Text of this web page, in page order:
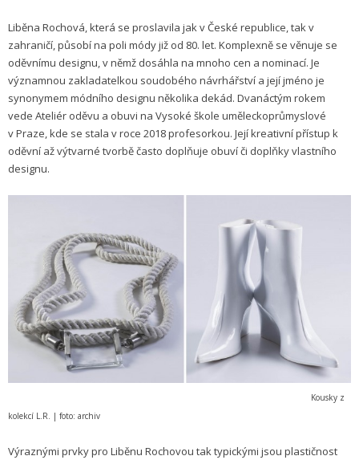
Liběna Rochová, která se proslavila jak v České republice, tak v
zahraničí, působí na poli módy již od 80. let. Komplexně se věnuje se
oděvnímu designu, v němž dosáhla na mnoho cen a nominací. Je
významnou zakladatelkou soudobého návrhářství a její jméno je
synonymem módního designu několika dekád. Dvanáctým rokem
vede Ateliér oděvu a obuvi na Vysoké škole uměleckoprůmyslové
v Praze, kde se stala v roce 2018 profesorkou. Její kreativní přístup k
oděvní až výtvarné tvorbě často doplňuje obuví či doplňky vlastního
designu.
Kousky z
kolekcí L.R. | foto: archiv
Výraznými prvky pro Liběnu Rochovou tak typickými jsou plastičnost